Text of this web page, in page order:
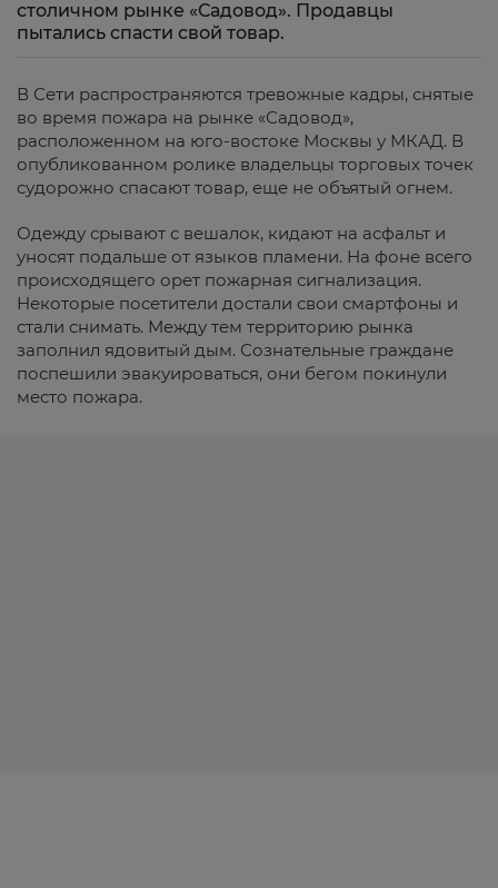
столичном рынке «Садовод». Продавцы
пытались спасти свой товар.
В Сети распространяются тревожные кадры, снятые
во время пожара на рынке «Садовод»,
расположенном на юго-востоке Москвы у МКАД. В
опубликованном ролике владельцы торговых точек
судорожно спасают товар, еще не объятый огнем.
Одежду срывают с вешалок, кидают на асфальт и
уносят подальше от языков пламени. На фоне всего
происходящего орет пожарная сигнализация.
Некоторые посетители достали свои смартфоны и
стали снимать. Между тем территорию рынка
заполнил ядовитый дым. Сознательные граждане
поспешили эвакуироваться, они бегом покинули
место пожара.